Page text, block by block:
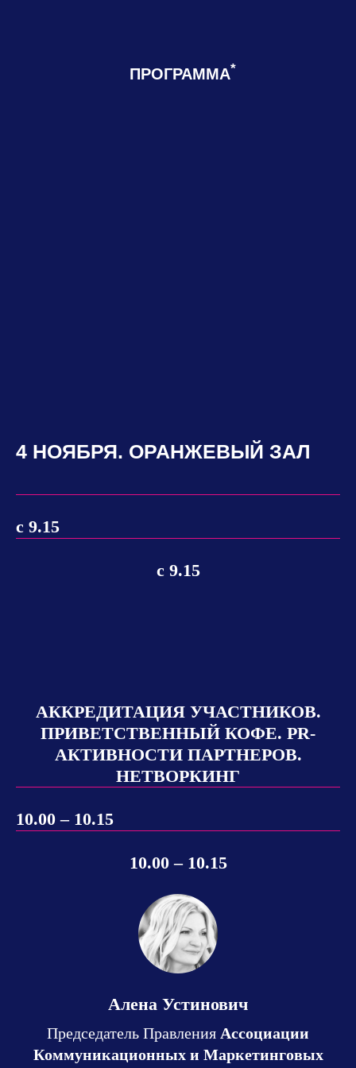
ПРОГРАММА*
4 НОЯБРЯ. ОРАНЖЕВЫЙ ЗАЛ
с 9.15
с 9.15
АККРЕДИТАЦИЯ УЧАСТНИКОВ.
ПРИВЕТСТВЕННЫЙ КОФЕ. PR-
АКТИВНОСТИ ПАРТНЕРОВ.
НЕТВОРКИНГ
10.00 – 10.15
10.00 – 10.15
Алена Устинович
Председатель Правления Ассоциации
Коммуникационных и Маркетинговых